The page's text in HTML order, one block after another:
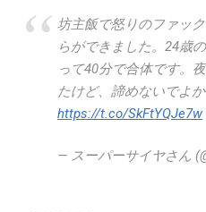
坊主飯で怒りのファッ
らができました。24歳
って40分で合体です。
たけど、諦めないでよ
https://t.co/SkFtYQJe7w
— スーパーサイヤさん